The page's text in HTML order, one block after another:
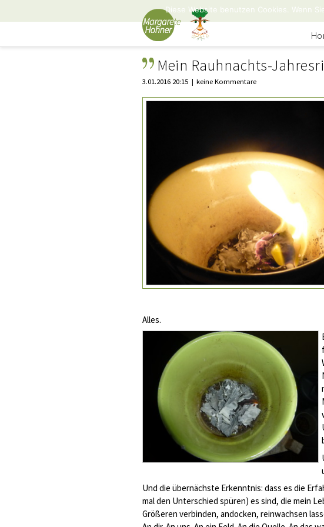
Mein Rauhnachts-
3.01.2016 20:15 keine Kommentare
Alles.
Und die übernächste Erkenntnis: dass es die
mal den Unterschied spüren) es sind, die mein
Größeren verbinden, andocken, reinwachsen
Diese Website benutzen Cookies. Wenn